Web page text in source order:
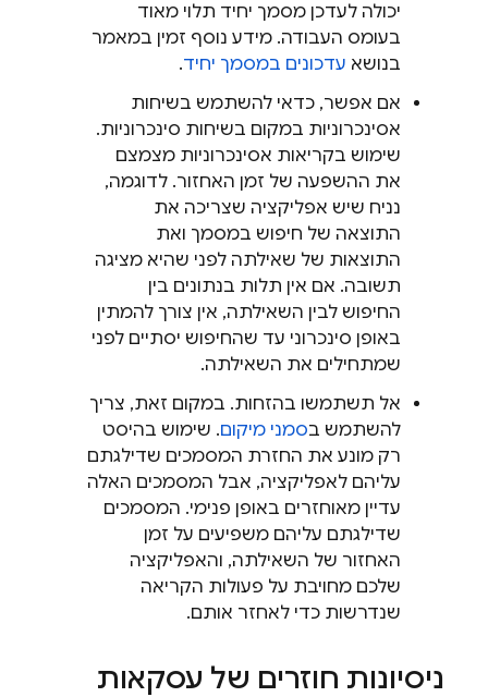
יכולה לעדכן מסמך יחיד תלוי מאוד
בעומס העבודה. מידע נוסף זמין במאמר
בנושא עדכונים במסמך יחיד.
אם אפשר, כדאי להשתמש בשיחות
אסינכרוניות במקום בשיחות סינכרוניות.
שימוש בקריאות אסינכרוניות מצמצם
את ההשפעה של זמן האחזור. לדוגמה,
נניח שיש אפליקציה שצריכה את
התוצאה של חיפוש במסמך ואת
התוצאות של שאילתה לפני שהיא מציגה
תשובה. אם אין תלות בנתונים בין
החיפוש לבין השאילתה, אין צורך להמתין
באופן סינכרוני עד שהחיפוש יסתיים לפני
שמתחילים את השאילתה.
אל תשתמשו בהזחות. במקום זאת, צריך
להשתמש בסמני מיקום. שימוש בהיסט
רק מונע את החזרת המסמכים שדילגתם
עליהם לאפליקציה, אבל המסמכים האלה
עדיין מאוחזרים באופן פנימי. המסמכים
שדילגתם עליהם משפיעים על זמן
האחזור של השאילתה, והאפליקציה
שלכם מחויבת על פעולות הקריאה
שנדרשות כדי לאחזר אותם.
ניסיונות חוזרים של עסקאות